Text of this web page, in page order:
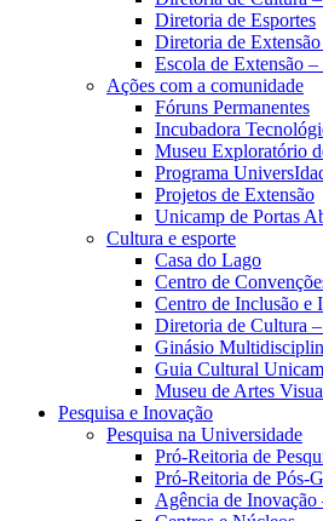
Diretoria de Esportes
Diretoria de
Escola de Extensão
Ações com a comunidade
Fóruns Permanentes
Incubadora
Museu Exploratório
Programa
Projetos de Extensão
Unicamp de Portas
Cultura e esporte
Casa do Lago
Centro de
Centro de Inclusão e
Diretoria de Cultura
Ginásio
Guia Cultural
Museu de Artes
Pesquisa e Inovação
Pesquisa na Universidade
Pró-Reitoria de
Pró-Reitoria de Pós-
Agência de Inovação